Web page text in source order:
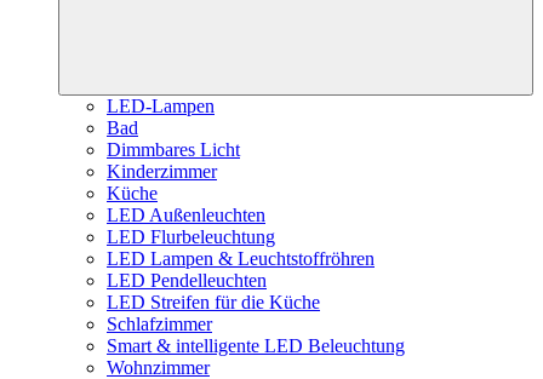
LED-Lampen
Bad
Dimmbares Licht
Kinderzimmer
Küche
LED Außenleuchten
LED Flurbeleuchtung
LED Lampen & Leuchtstoffröhren
LED Pendelleuchten
LED Streifen für die Küche
Schlafzimmer
Smart & intelligente LED Beleuchtung
Wohnzimmer